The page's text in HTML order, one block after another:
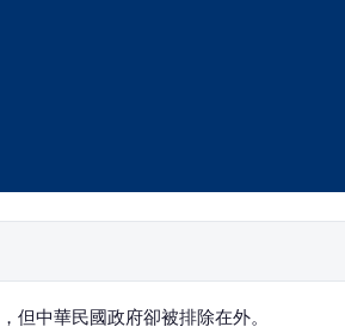
但中華民國政府卻被排除在外。